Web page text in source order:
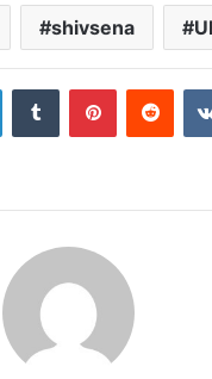
shivsena
LinkedInTumblr Pinterest